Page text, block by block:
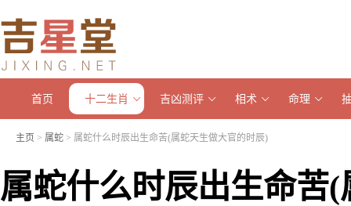
首页 十二生肖 吉凶测评 相术 命理
主页 > 属蛇 > 属蛇什么时辰出生命苦(属蛇天生做大官的时辰)
属蛇什么时辰出生命苦